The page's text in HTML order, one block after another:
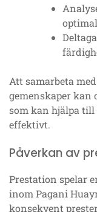
Att samarbeta
gemenskaper kan
som kan hjälpa till
effektivt.
Påverkan av
Prestation spelar
inom Pagani
konsekvent